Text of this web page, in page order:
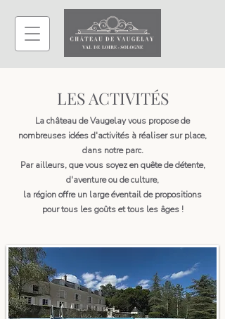
LES ACTIVITÉS
La château de Vaugelay vous propose de
nombreuses idées d'activités à réaliser sur place,
dans notre parc.
Par ailleurs, que vous soyez en quête de détente,
d'aventure ou de culture,
la région offre un large éventail de propositions
pour tous les goûts et tous les âges !